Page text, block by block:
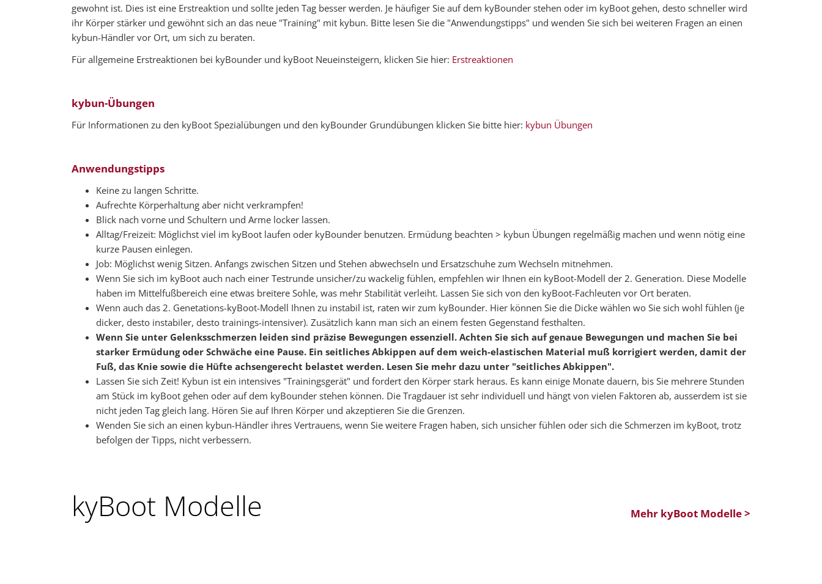
gewohnt ist. Dies ist eine Erstreaktion und sollte jeden Tag besser werden. Je häufiger Sie auf dem kyBounder stehen oder im kyBoot gehen, desto schneller wird
ihr Körper stärker und gewöhnt sich an das neue "Training" mit kybun. Bitte lesen Sie die "Anwendungstipps" und wenden Sie sich bei weiteren Fragen an einen
kybun-Händler vor Ort, um sich zu beraten.
Für allgemeine Erstreaktionen bei kyBounder und kyBoot Neueinsteigern, klicken Sie hier: Erstreaktionen
kybun-Übungen
Für Informationen zu den kyBoot Spezialübungen und den kyBounder Grundübungen klicken Sie bitte hier: kybun Übungen
Anwendungstipps
Keine zu langen Schritte.
Aufrechte Körperhaltung aber nicht verkrampfen!
Blick nach vorne und Schultern und Arme locker lassen.
Alltag/Freizeit: Möglichst viel im kyBoot laufen oder kyBounder benutzen. Ermüdung beachten > kybun Übungen regelmäßig machen und wenn nötig eine
kurze Pausen einlegen.
Job: Möglichst wenig Sitzen. Anfangs zwischen Sitzen und Stehen abwechseln und Ersatzschuhe zum Wechseln mitnehmen.
Wenn Sie sich im kyBoot auch nach einer Testrunde unsicher/zu wackelig fühlen, empfehlen wir Ihnen ein kyBoot-Modell der 2. Generation. Diese Modelle
haben im Mittelfußbereich eine etwas breitere Sohle, was mehr Stabilität verleiht. Lassen Sie sich von den kyBoot-Fachleuten vor Ort beraten.
Wenn auch das 2. Genetations-kyBoot-Modell Ihnen zu instabil ist, raten wir zum kyBounder. Hier können Sie die Dicke wählen wo Sie sich wohl fühlen (je
dicker, desto instabiler, desto trainings-intensiver). Zusätzlich kann man sich an einem festen Gegenstand festhalten.
Wenn Sie unter Gelenksschmerzen leiden sind präzise Bewegungen essenziell. Achten Sie sich auf genaue Bewegungen und machen Sie bei
starker Ermüdung oder Schwäche eine Pause. Ein seitliches Abkippen auf dem weich-elastischen Material muß korrigiert werden, damit der
Fuß, das Knie sowie die Hüfte achsengerecht belastet werden. Lesen Sie mehr dazu unter "seitliches Abkippen".
Lassen Sie sich Zeit! Kybun ist ein intensives "Trainingsgerät" und fordert den Körper stark heraus. Es kann einige Monate dauern, bis Sie mehrere Stunden
am Stück im kyBoot gehen oder auf dem kyBounder stehen können. Die Tragdauer ist sehr individuell und hängt von vielen Faktoren ab, ausserdem ist sie
nicht jeden Tag gleich lang. Hören Sie auf Ihren Körper und akzeptieren Sie die Grenzen.
Wenden Sie sich an einen kybun-Händler ihres Vertrauens, wenn Sie weitere Fragen haben, sich unsicher fühlen oder sich die Schmerzen im kyBoot, trotz
befolgen der Tipps, nicht verbessern.
kyBoot Modelle Mehr kyBoot Modelle >